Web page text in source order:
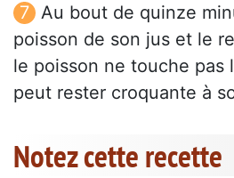
Au bout de quinze
poisson de son jus et le
le poisson ne touche pas
peut rester croquante à
Notez cette recette